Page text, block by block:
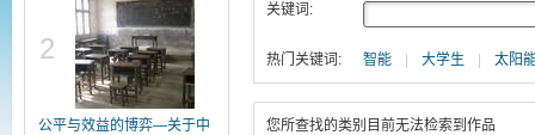
2
公平与效益的博弈—关于中
关键词:
热门关键词: 智能 大学生 太阳
您所查找的类别目前无法检索到作品